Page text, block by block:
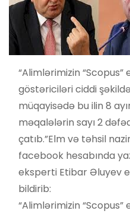
“Alimlərimizin
göstəriciləri ciddi
müqayisədə bu ilin 8
məqalələrin sayı 2
çatıb.”Elm və təhsil
facebook hesabında
eksperti Etibar Əluyev
bildirib:
“Alimlərimizin